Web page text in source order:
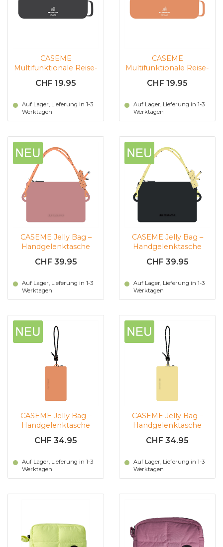
CASEME
Multifunktionale Reise-
Case (schwarz)
CHF 19.95
Auf Lager, Lieferung in 1-3
Werktagen
CASEME
Multifunktionale Reise-
Case (orange)
CHF 19.95
Auf Lager, Lieferung in 1-3
Werktagen
CASEME Jelly Bag –
Handgelenktasche
CHF 39.95
Auf Lager, Lieferung in 1-3
Werktagen
CASEME Jelly Bag –
Handgelenktasche
CHF 39.95
Auf Lager, Lieferung in 1-3
Werktagen
CASEME Jelly Bag –
Handgelenktasche
CHF 34.95
Auf Lager, Lieferung in 1-3
Werktagen
CASEME Jelly Bag –
Handgelenktasche
CHF 34.95
Auf Lager, Lieferung in 1-3
Werktagen